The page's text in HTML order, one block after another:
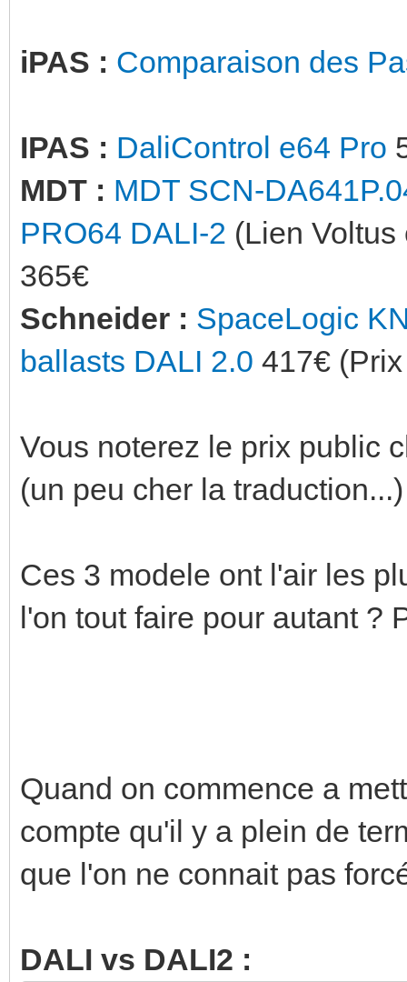
iPAS : Comparaison des
IPAS : DaliControl e64 Pro
MDT : MDT SCN-
PRO64 DALI-2 (Lien
365€
Schneider : SpaceLogic
ballasts DALI 2.0 417€
Vous noterez le prix public
(un peu cher la traduction...)
Ces 3 modele ont l'air les
l'on tout faire pour autant ?
Quand on commence a
compte qu'il y a plein de
que l'on ne connait pas
DALI vs DALI2 :